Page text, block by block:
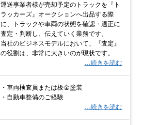
運送事業者様が売却予定のトラックを『ト
ラッカーズ』オークションへ出品する際
に、トラックや車両の状態を確認・適正に
査定・判断し、伝えていく業務です。
当社のビジネスモデルにおいて、『査定』
の役割は、非常に大きいのが現状です。
…続きを読む
・車両検査員または板金塗装
・自動車整備のご経験
…続きを読む